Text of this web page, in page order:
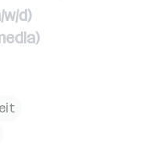
d)